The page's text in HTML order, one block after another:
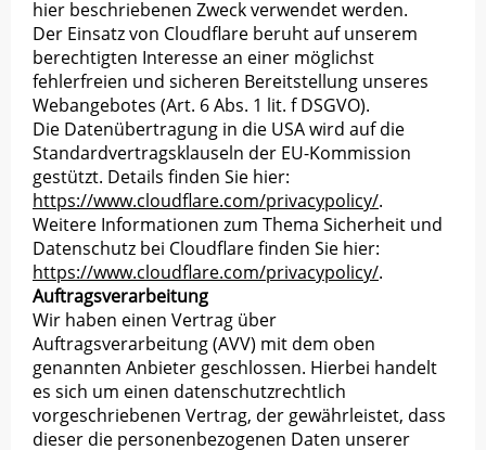
hier beschriebenen Zweck verwendet werden.
Der Einsatz von Cloudflare beruht auf unserem
berechtigten Interesse an einer möglichst
fehlerfreien und sicheren Bereitstellung unseres
Webangebotes (Art. 6 Abs. 1 lit. f DSGVO).
Die Datenübertragung in die USA wird auf die
Standardvertragsklauseln der EU-Kommission
gestützt. Details finden Sie hier:
https://www.cloudflare.com/privacypolicy/.
Weitere Informationen zum Thema Sicherheit und
Datenschutz bei Cloudflare finden Sie hier:
https://www.cloudflare.com/privacypolicy/.
Auftragsverarbeitung
Wir haben einen Vertrag über
Auftragsverarbeitung (AVV) mit dem oben
genannten Anbieter geschlossen. Hierbei handelt
es sich um einen datenschutzrechtlich
vorgeschriebenen Vertrag, der gewährleistet, dass
dieser die personenbezogenen Daten unserer